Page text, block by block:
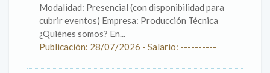
Modalidad: Presencial (con disponibilidad para
cubrir eventos) Empresa: Producción Técnica
¿Quiénes somos? En...
Publicación: 28/07/2026 - Salario: ----------